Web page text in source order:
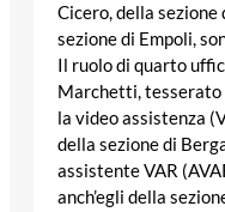
Cicero, della sezione
sezione di Empoli,
Il ruolo di quarto
Marchetti, tesserato
la video assistenza
della sezione di
assistente VAR
anch’egli della